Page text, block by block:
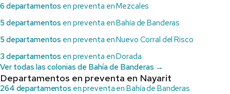
6 departamentos en preventa en Mezcales
5 departamentos en preventa en Bahía de Banderas
5 departamentos en preventa en Nuevo Corral del Risco
3 departamentos en preventa en Dorada
Ver todas las colonias de Bahía de Banderas →
Departamentos en preventa en Nayarit
264 departamentos en preventa en Bahía de Banderas